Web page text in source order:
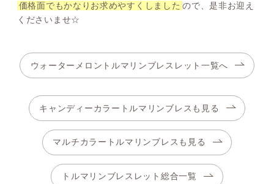
価格面でもかなりお求めやすくしました ので、是非お迎え
くださいませ☆
ウォーターメロントルマリンブレスレット一覧へ
キャンディーカラートルマリンブレスも見る
マルチカラートルマリンブレスも見る
トルマリンブレスレット総合一覧